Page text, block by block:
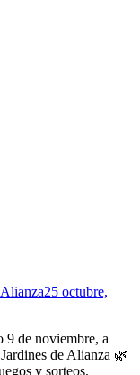
Alianza25 octubre,
de noviembre, a
de Alianza 🌿
y sorteos.